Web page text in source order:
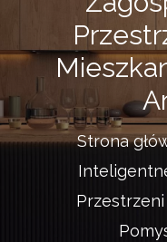
Strona
Przestrzeni